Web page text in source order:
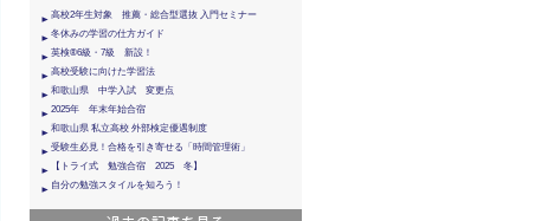
高校2年生対象 推薦・総合型選抜 入門セミナー
冬休みの学習の仕方ガイド
英検®6級・7級 新設！
高校受験に向けた学習法
和歌山県 中学入試 変更点
2025年 年末年始合宿
和歌山県 私立高校 外部検定優遇制度
受験生必見！合格を引き寄せる「時間管理術」
【トライ式 勉強合宿 2025 冬】
自分の勉強スタイルを知ろう！